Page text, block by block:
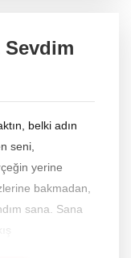
belki adın
bakmadan,
Sana